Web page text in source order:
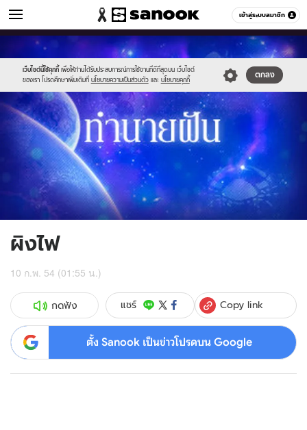
เข้าสู่ระบบสมาชิก
ดูดวง หมวดอื่นๆ
เว็บไซต์นี้ใช้คุกกี้ เพื่อให้ท่านได้รับประสบการณ์การใช้งานที่ดีที่สุดบน เว็บไซต์
ของเรา โปรดศึกษาเพิ่มเติมที่ นโยบายความเป็นส่วนตัว และ นโยบายคุกกี้
ตกลง
Sanook
//s.isanook.com/sr/0/images/logo-
new-
sanook.png
//s.isanook.com/ho/0/ud/1/9617/g_300x200.jpg
ผิงไฟ
10 ก.พ. 54 (01:55 น.)
กดฟัง แชร์ Copy link
ตั้ง Sanook เป็นข่าวโปรดบน Google